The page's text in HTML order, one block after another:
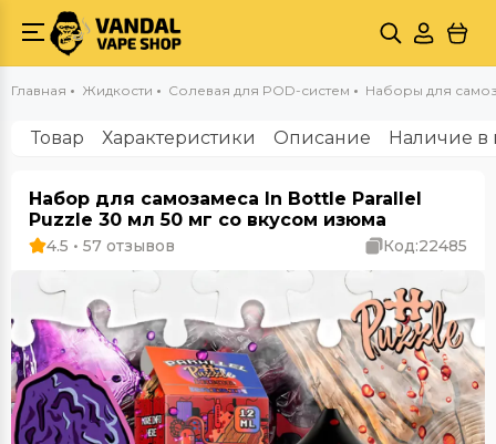
Главная Жидкости Солевая для POD-систем Наборы для
Товар Характеристики Описание Наличие в
Набор для самозамеса In Bottle Parallel
Puzzle 30 мл 50 мг со вкусом изюма
4.5 • 57 отзывов Код:22485